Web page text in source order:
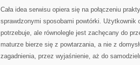
Cała idea serwisu opiera się na połączeniu
sprawdzonymi sposobami powtórki. Użytkownik
potrzebuje, ale równolegle jest zachęcany do
maturze bierze się z powtarzania, a nie z
zagadnienia, przez wyjaśnienie, aż do